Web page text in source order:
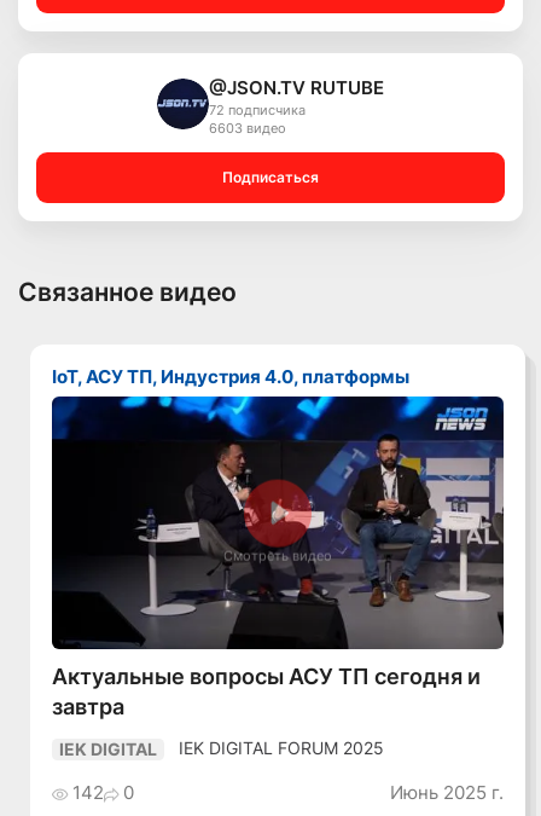
@JSON.TV RUTUBE
72 подписчика
6603 видео
Подписаться
Связанное видео
IoT, АСУ ТП, Индустрия 4.0, платформы
Смотреть видео
Актуальные вопросы АСУ ТП сегодня и
завтра
IEK DIGITAL IEK DIGITAL FORUM 2025
142 0 Июнь 2025 г.